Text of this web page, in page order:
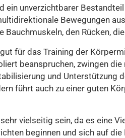
ein unverzichtbarer
Bewegungen
Bauchmuskeln, den Rücken,
für das Training der
beanspruchen, zwingen
und Unterstützung
führt auch zu einer guten
vielseitig sein, da es eine
beginnen und sich auf